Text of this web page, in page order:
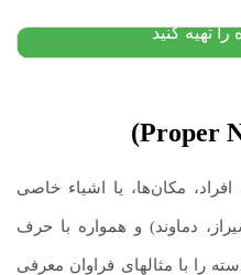
تهیه کنید
مکان‌ها، یا اشیاء خاصی
دماوند) و همواره با حرف
را با مثالهای فراوان معرفی